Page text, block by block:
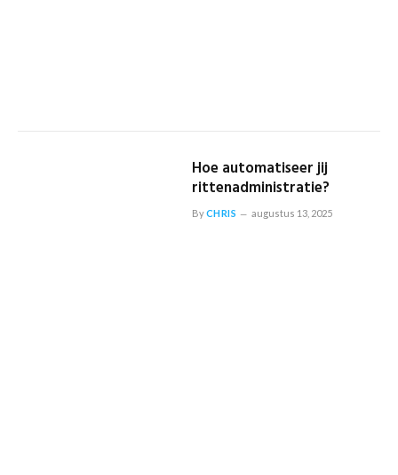
Hoe automatiseer jij
rittenadministratie?
ByCHRIS augustus 13, 2025